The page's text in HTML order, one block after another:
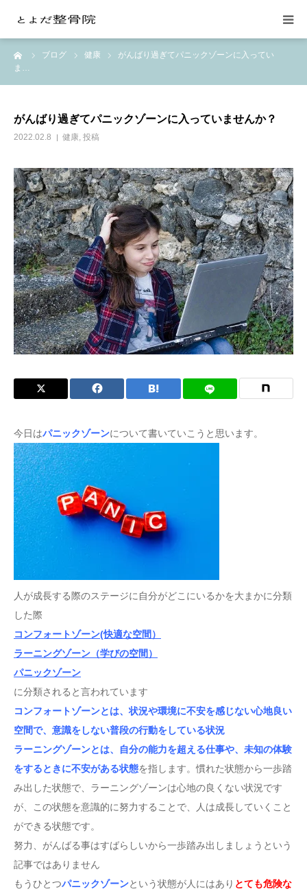
ブログ 健康
がんばり過ぎてパニックゾーンに入ってい
ま…
がんばり過ぎてパニックゾーンに入っていませんか？
2022.02.8 健康, 投稿
今日はパニックゾーンについて書いていこうと思います。
人が成長する際のステージに自分がどこにいるかを大まかに分類
した際
コンフォートゾーン(快適な空間）
ラーニングゾーン（学びの空間）
パニックゾーン
に分類されると言われています
コンフォートゾーンとは、状況や環境に不安を感じない心地良い
空間で、意識をしない普段の行動をしている状況
ラーニングゾーンとは、自分の能力を超える仕事や、未知の体験
をするときに不安がある状態を指します。慣れた状態から一歩踏
み出した状態で、ラーニングゾーンは心地の良くない状況です
が、この状態を意識的に努力することで、人は成長していくこと
ができる状態です。
努力、がんばる事はすばらしいから一歩踏み出しましょうという
記事ではありません
もうひとつパニックゾーンという状態が人にはあり とても危険な
当院の紹介
交通事故の治療
料金
月額会員制
お問い合わせ
よみもの
症状